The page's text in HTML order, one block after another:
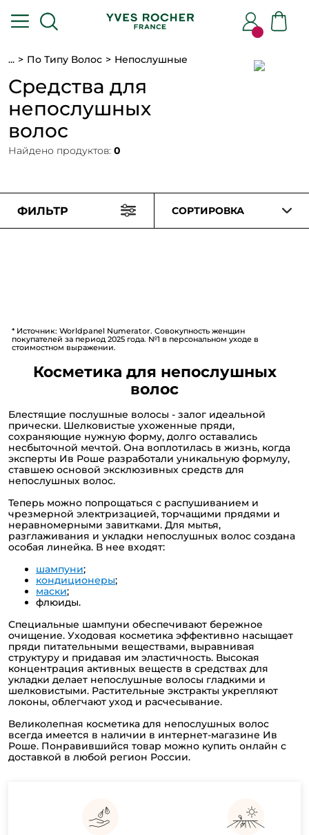
... По Типу Волос Непослушные
Средства для
непослушных
волос
Найдено продуктов: 0
ФИЛЬТР СОРТИРОВКА
* Источник: Worldpanel Numerator. Совокупность женщин
покупателей за период 2025 года. №1 в персональном уходе в
стоимостном выражении.
Косметика для непослушных
волос
Блестящие послушные волосы - залог идеальной
прически. Шелковистые ухоженные пряди,
сохраняющие нужную форму, долго оставались
несбыточной мечтой. Она воплотилась в жизнь, когда
эксперты Ив Роше разработали уникальную формулу,
ставшею основой эксклюзивных средств для
непослушных волос.
Теперь можно попрощаться с распушиванием и
чрезмерной электризацией, торчащими прядями и
неравномерными завитками. Для мытья,
разглаживания и укладки непослушных волос создана
особая линейка. В нее входят:
шампуни;
кондиционеры;
маски;
флюиды.
Специальные шампуни обеспечивают бережное
очищение. Уходовая косметика эффективно насыщает
пряди питательными веществами, выравнивая
структуру и придавая им эластичность. Высокая
концентрация активных веществ в средствах для
укладки делает непослушные волосы гладкими и
шелковистыми. Растительные экстракты укрепляют
локоны, облегчают уход и расчесывание.
Великолепная косметика для непослушных волос
всегда имеется в наличии в интернет-магазине Ив
Роше. Понравившийся товар можно купить онлайн с
доставкой в любой регион России.